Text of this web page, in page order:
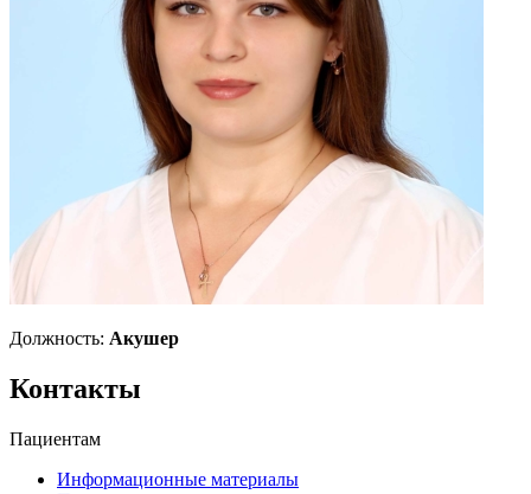
Должность: Акушер
Контакты
Пациентам
Информационные материалы